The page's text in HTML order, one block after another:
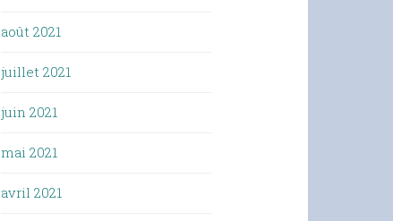
août 2021
juillet 2021
juin 2021
mai 2021
avril 2021